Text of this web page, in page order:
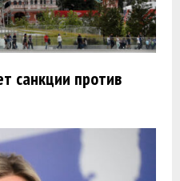
санкции против